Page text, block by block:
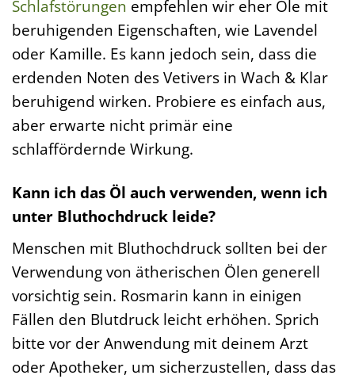
Schlafstörungen empfehlen wir eher Öle mit
beruhigenden Eigenschaften, wie Lavendel
oder Kamille. Es kann jedoch sein, dass die
erdenden Noten des Vetivers in Wach & Klar
beruhigend wirken. Probiere es einfach aus,
aber erwarte nicht primär eine
schlaffördernde Wirkung.
Kann ich das Öl auch verwenden, wenn ich
unter Bluthochdruck leide?
Menschen mit Bluthochdruck sollten bei der
Verwendung von ätherischen Ölen generell
vorsichtig sein. Rosmarin kann in einigen
Fällen den Blutdruck leicht erhöhen. Sprich
bitte vor der Anwendung mit deinem Arzt
oder Apotheker, um sicherzustellen, dass das